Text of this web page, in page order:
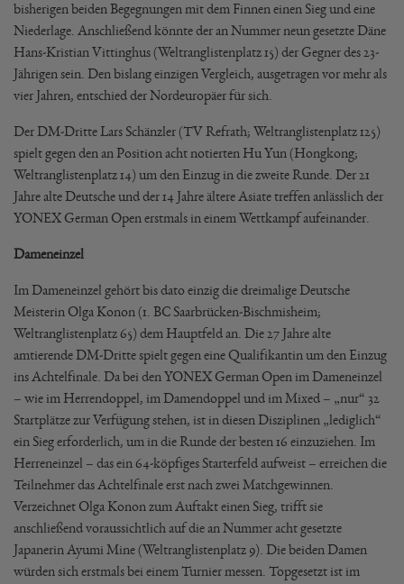
bisherigen beiden Begegnungen mit dem Finnen einen Sieg und eine
Niederlage. Anschließend könnte der an Nummer neun gesetzte Däne
Hans-Kristian Vittinghus (Weltranglistenplatz 15) der Gegner des 23-
Jährigen sein. Den bislang einzigen Vergleich, ausgetragen vor mehr als
vier Jahren, entschied der Nordeuropäer für sich.
Der DM-Dritte Lars Schänzler (TV Refrath; Weltranglistenplatz 125)
spielt gegen den an Position acht notierten Hu Yun (Hongkong;
Weltranglistenplatz 14) um den Einzug in die zweite Runde. Der 21
Jahre alte Deutsche und der 14 Jahre ältere Asiate treffen anlässlich der
YONEX German Open erstmals in einem Wettkampf aufeinander.
Dameneinzel
Im Dameneinzel gehört bis dato einzig die dreimalige Deutsche
Meisterin Olga Konon (1. BC Saarbrücken-Bischmisheim;
Weltranglistenplatz 65) dem Hauptfeld an. Die 27 Jahre alte
amtierende DM-Dritte spielt gegen eine Qualifikantin um den Einzug
ins Achtelfinale. Da bei den YONEX German Open im Dameneinzel
– wie im Herrendoppel, im Damendoppel und im Mixed – „nur“ 32
Startplätze zur Verfügung stehen, ist in diesen Disziplinen „lediglich“
ein Sieg erforderlich, um in die Runde der besten 16 einzuziehen. Im
Herreneinzel – das ein 64-köpfiges Starterfeld aufweist – erreichen die
Teilnehmer das Achtelfinale erst nach zwei Matchgewinnen.
Verzeichnet Olga Konon zum Auftakt einen Sieg, trifft sie
anschließend voraussichtlich auf die an Nummer acht gesetzte
Japanerin Ayumi Mine (Weltranglistenplatz 9). Die beiden Damen
würden sich erstmals bei einem Turnier messen. Topgesetzt ist im